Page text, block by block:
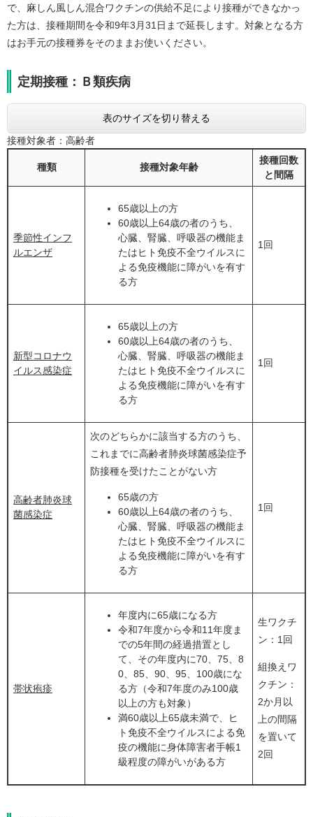
で、麻しん風しん混合ワクチンの供給不足により接種ができなかっ
た方は、接種期間を令和9年3月31日まで延長します。対象となる方
はお手元の接種券をそのままお使いください。
定期接種：Ｂ類疾病
表のサイズを切り替える
接種対象者：高齢者
種類 接種対象年齢
接種回数
と間隔
季節性インフ
ルエンザ
65歳以上の方
60歳以上64歳の者のうち、
心臓、腎臓、呼吸器の機能ま
たはヒト免疫不全ウイルスに
よる免疫機能に障がいを有す
る方
1回
新型コロナウ
イルス感染症
65歳以上の方
60歳以上64歳の者のうち、
心臓、腎臓、呼吸器の機能ま
たはヒト免疫不全ウイルスに
よる免疫機能に障がいを有す
る方
1回
高齢者肺炎球
菌感染症
次のどちらかに該当する方のうち、
これまでに高齢者肺炎球菌感染症予
防接種を受けたことがない方
65歳の方
60歳以上64歳の者のうち、
心臓、腎臓、呼吸器の機能ま
たはヒト免疫不全ウイルスに
よる免疫機能に障がいを有す
る方
1回
帯状疱疹
年度内に65歳になる方
令和7年度から令和11年度ま
での5年間の経過措置とし
て、その年度内に70、75、8
0、85、90、95、100歳にな
る方（令和7年度のみ100歳
以上の方も対象）
満60歳以上65歳未満で、ヒ
ト免疫不全ウイルスによる免
疫の機能に身体障害者手帳1
級程度の障がいがある方
生ワクチ
ン：1回
組換えワ
クチン：
2か月以
上の間隔
を置いて
2回